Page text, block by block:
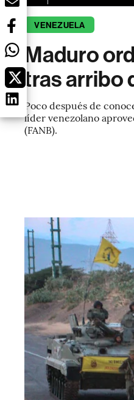
VENEZUELA
Maduro
tras arribo
Poco después de
líder venezolano
(FANB).